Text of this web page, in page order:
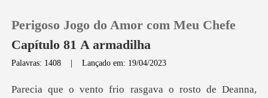
0
Perigoso Jogo do Amor com Meu Chefe
Capítulo 81 A armadilha
Palavras: 1408 |Lançado em: 19/04/2023